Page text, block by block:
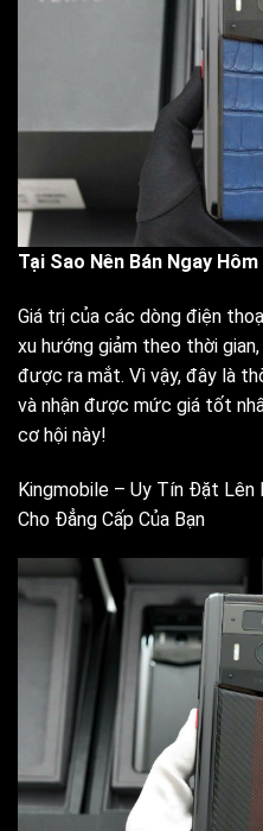
Tại Sao Nên Bán Ngay Hôm
Giá trị của các dòng điện
xu hướng giảm theo thời
được ra mắt. Vì vậy, đây là
và nhận được mức giá tốt
cơ hội này!
Kingmobile – Uy Tín Đặt Lên
Cho Đẳng Cấp Của Bạn